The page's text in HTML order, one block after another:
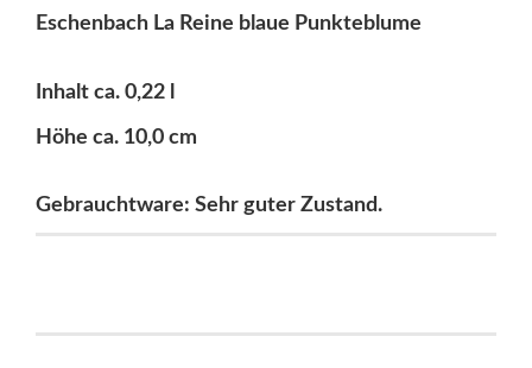
Eschenbach La Reine blaue Punkteblume
Inhalt ca. 0,22 l
Höhe ca. 10,0 cm
Gebrauchtware: Sehr guter Zustand.